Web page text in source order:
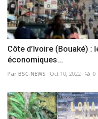
Côte d’Ivoire (Bouaké) :
économiques...
Par BSC-NEWS Oct 10, 2022 0